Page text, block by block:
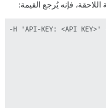
فإنه يُرجع القيمة: